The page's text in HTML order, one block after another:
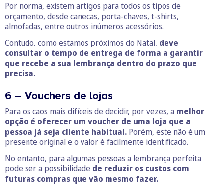
Por norma, existem artigos para todos os tipos de
orçamento, desde canecas, porta-chaves, t-shirts,
almofadas, entre outros inúmeros acessórios.
Contudo, como estamos próximos do Natal, deve
consultar o tempo de entrega de forma a garantir
que recebe a sua lembrança dentro do prazo que
precisa.
6 – Vouchers de lojas
Para os caos mais difíceis de decidir, por vezes, a melhor
opção é oferecer um voucher de uma loja que a
pessoa já seja cliente habitual. Porém, este não é um
presente original e o valor é facilmente identificado.
No entanto, para algumas pessoas a lembrança perfeita
pode ser a possibilidade de reduzir os custos com
futuras compras que vão mesmo fazer.